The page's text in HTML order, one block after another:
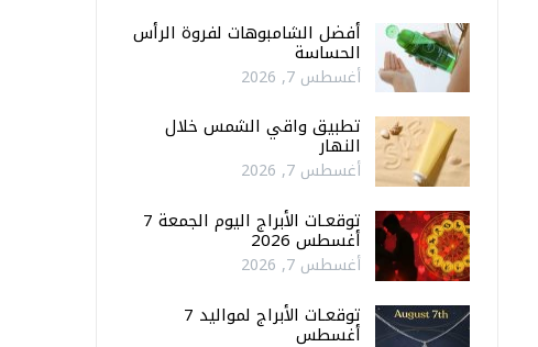
أفضل الشامبوهات لفروة الرأس
الحساسة
أغسطس 7, 2026
تطبيق واقي الشمس خلال
النهار
أغسطس 7, 2026
توقعـات الأبراج اليوم الجمعة 7
أغسطس 2026
أغسطس 7, 2026
توقعـات الأبراج لمواليد 7
أغسطس